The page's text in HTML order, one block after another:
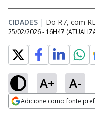
CIDADES | Do R7, com
25/02/2026 - 16H47
A+ A-
Adicione como fonte